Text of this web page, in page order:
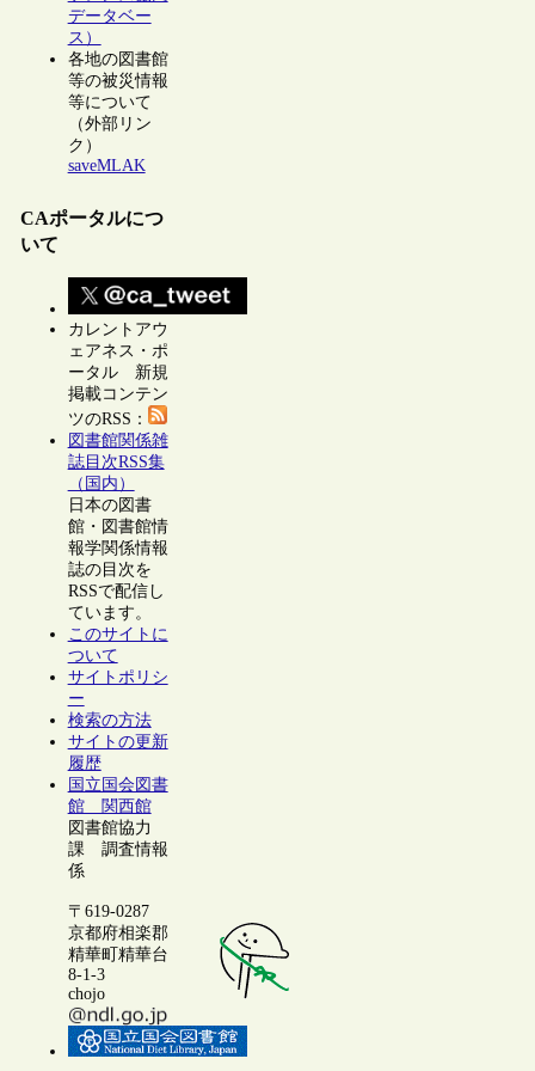
データベー
ス）
各地の図書館
等の被災情報
等について
（外部リン
ク）
saveMLAK
CAポータルにつ
いて
カレントアウ
ェアネス・ポ
ータル 新規
掲載コンテン
ツのRSS：
図書館関係雑
誌目次RSS集
（国内）
日本の図書
館・図書館情
報学関係情報
誌の目次を
RSSで配信し
ています。
このサイトに
ついて
サイトポリシ
ー
検索の方法
サイトの更新
履歴
国立国会図書
館 関西館
図書館協力
課 調査情報
係
〒619-0287
京都府相楽郡
精華町精華台
8-1-3
chojo